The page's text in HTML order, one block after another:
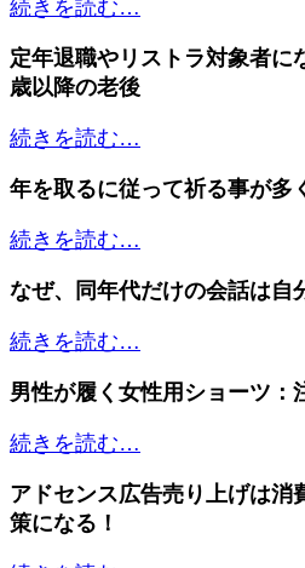
続きを読む…
定年退職やリストラ対象者に
歳以降の老後
続きを読む…
年を取るに従って祈る事が多
続きを読む…
なぜ、同年代だけの会話は自
続きを読む…
男性が履く女性用ショーツ：
続きを読む…
アドセンス広告売り上げは消
策になる！